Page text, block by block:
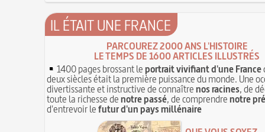
IL ÉTAIT UNE FRANCE
PARCOUREZ 2000 ANS L'HISTOIRE
LE TEMPS DE 1600 ARTICLES ILLUSTRÉS
1400 pages brossant leportrait vivifiant d'une France
deux siècles était la première puissance du monde. Une
divertissante et instructive de connaîtrenos racines, de
toute la richesse denotre passé, de comprendrenotre
d'entrevoir lefutur d'un pays millénaire